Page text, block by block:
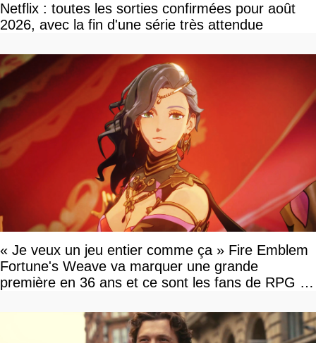
Netflix : toutes les sorties confirmées pour août
2026, avec la fin d'une série très attendue
« Je veux un jeu entier comme ça » Fire Emblem
Fortune's Weave va marquer une grande
première en 36 ans et ce sont les fans de RPG en